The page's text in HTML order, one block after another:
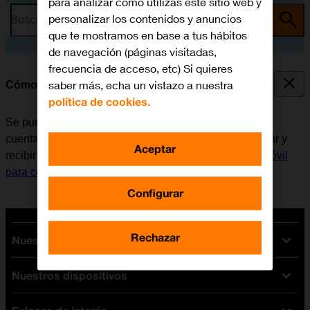
Busca por problema o tema
Cómo escribir y enviar correo electrónico
Se puede enviar y recibir correo electrónico desde las
cuentas de correo electrónico del móvil. Antes de enviar y
recibir correo electrónico, es necesario
configurar el móvil
para correo electrónico
Nuestras tarifas
Tarifas Orange
Tarifas fibra y móvil
Nuestros dispositivos
personalizar los contenidos y anuncios
que te mostramos en base a tus hábitos
de navegación (páginas visitadas,
frecuencia de acceso, etc) Si quieres
saber más, echa un vistazo a nuestra
política de cookies.
Configurar
Rechazar
Aceptar